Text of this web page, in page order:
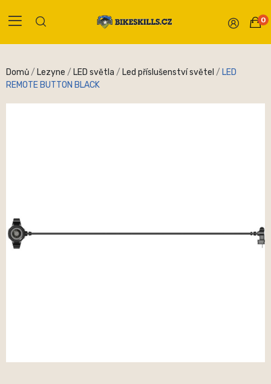
0
Domů Lezyne LED světla Led příslušenství světel
LED
REMOTE BUTTON BLACK